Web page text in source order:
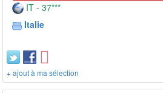
IT - 37***
Italie
+ ajout à ma sélection